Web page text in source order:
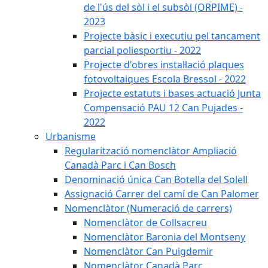
de l'ús del sòl i el subsòl (ORPIME) -
2023
Projecte bàsic i executiu pel tancament
parcial poliesportiu - 2022
Projecte d'obres instal·lació plaques
fotovoltaiques Escola Bressol - 2022
Projecte estatuts i bases actuació Junta
Compensació PAU 12 Can Pujades -
2022
Urbanisme
Regularització nomenclàtor Ampliació
Canadà Parc i Can Bosch
Denominació única Can Botella del Solell
Assignació Carrer del camí de Can Palomer
Nomenclàtor (Numeració de carrers)
Nomenclàtor de Collsacreu
Nomenclàtor Baronia del Montseny
Nomenclàtor Can Puigdemir